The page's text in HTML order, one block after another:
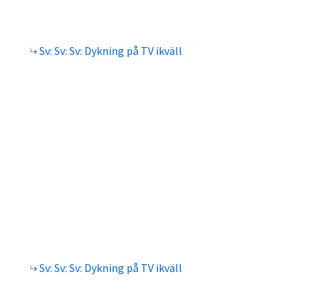
Sv: Sv: Sv: Dykning på TV ikväll
Sv: Sv: Sv: Dykning på TV ikväll